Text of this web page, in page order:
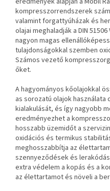
kompresszorrendszerek
valamint forgattyúházak és
olajai meghaladják a DIN
nagyon magas
tulajdonságokkal szemben
Számos vezető
őket.
A hagyományos kőolajokkal
as sorozatú olajok
kialakulását, és így nagyobb
eredményezhet a
hosszabb üzemidőt a
oxidációs és termikus
meghosszabbítja az
szennyeződések és
extra védelem a kopás és a
az élettartamot és növeli a